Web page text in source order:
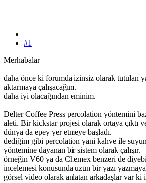
#1
Merhabalar
daha önce ki forumda izinsiz olarak tutulan
aktarmaya çalışacağım.
daha iyi olacağından eminim.
Delter Coffee Press percolation yöntemini
aleti. Bir kickstar projesi olarak ortaya çıktı
dünya da epey yer etmeye başladı.
dediğim gibi percolation yani kahve ile
yöntemine dayanan bir sistem olarak çalışır.
örneğin V60 ya da Chemex benzeri de
incelemesi konusunda uzun bir yazı
görsel video olarak anlatan arkadaşlar var ki